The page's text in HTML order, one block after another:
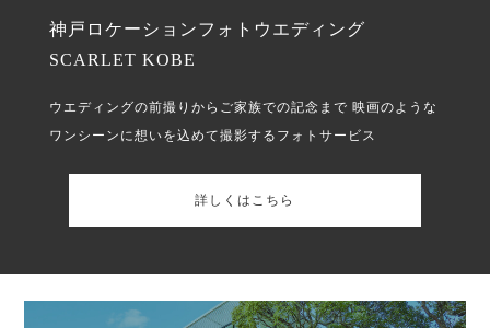
神戸ロケーションフォトウエディング
SCARLET KOBE
ウエディングの前撮りからご家族での記念まで 映画のような
ワンシーンに想いを込めて撮影するフォトサービス
詳しくはこちら